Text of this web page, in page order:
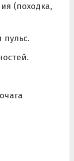
(походка,